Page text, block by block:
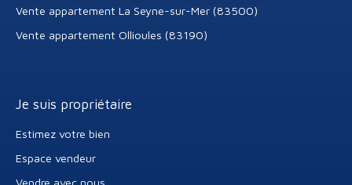
Vente appartement La Seyne-sur-Mer (83500)
Vente appartement Ollioules (83190)
Je suis propriétaire
Estimez votre bien
Espace vendeur
Vendre avec nous